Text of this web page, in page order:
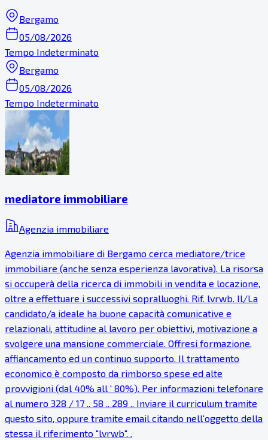
Bergamo
05/08/2026
Tempo Indeterminato
Bergamo
05/08/2026
Tempo Indeterminato
mediatore immobiliare
Agenzia immobiliare
Agenzia immobiliare di Bergamo cerca mediatore/trice
immobiliare (anche senza esperienza lavorativa). La risorsa
si occuperà della ricerca di immobili in vendita e locazione,
oltre a effettuare i successivi sopralluoghi. Rif. lvrwb. Il/La
candidato/a ideale ha buone capacità comunicative e
relazionali, attitudine al lavoro per obiettivi, motivazione a
svolgere una mansione commerciale. Offresi formazione,
affiancamento ed un continuo supporto. Il trattamento
economico è composto da rimborso spese ed alte
provvigioni (dal 40% all ' 80%). Per informazioni telefonare
al numero 328 / 17 .. 58 .. 289 .. Inviare il curriculum tramite
questo sito, oppure tramite email citando nell'oggetto della
stessa il riferimento "lvrwb". .